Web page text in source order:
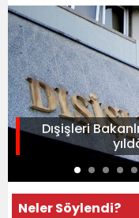
Dışişleri
Neler Söylendi?